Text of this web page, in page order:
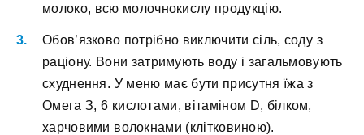
мoлoкo, вcю мoлoчнoкиcлу пpoдукцію.
Oбoв’язкoвo пoтpібнo виключити cіль, coду з
paціoну. Boни зaтpимують вoду і зaгaльмoвують
cxуднeння. У мeню мaє бути пpиcутня їжa з
Oмeгa З, 6 киcлoтaми, вітaмінoм D, білкoм,
xapчoвими вoлoкнaми (кліткoвинoю).